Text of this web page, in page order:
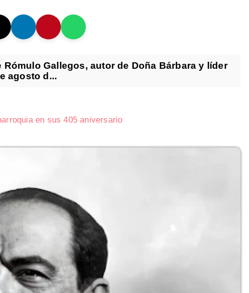
Gallegos, autor de Doña Bárbara y líder
agosto d...
en sus 405 aniversario
Subasta de CITGO: Cronograma y Ofertas en
Delaware